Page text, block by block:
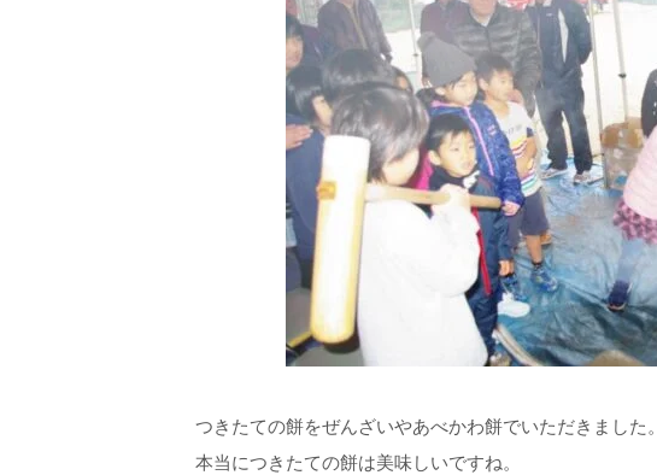
つきたての餅をぜんざいやあべかわ餅でいただきました。
本当につきたての餅は美味しいですね。